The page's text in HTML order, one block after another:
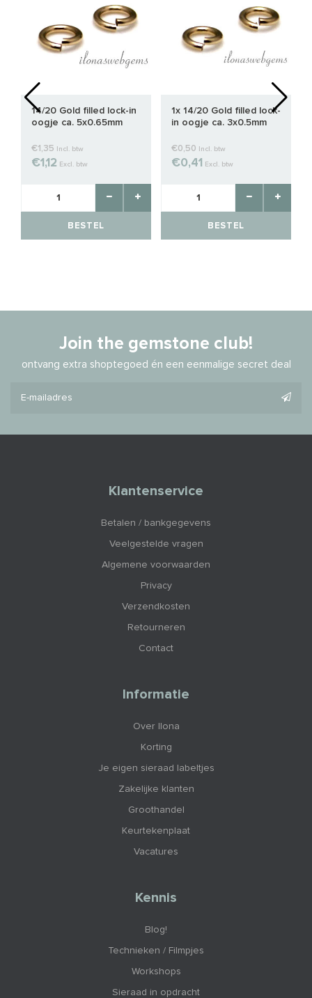
14/20 Gold filled lock-in
oogje ca. 5x0.65mm
€1,35 Incl. btw
€1,12 Excl. btw
BESTEL
1x 14/20 Gold filled lock-
in oogje ca. 3x0.5mm
€0,50 Incl. btw
€0,41 Excl. btw
BESTEL
Join the gemstone club!
ontvang extra shoptegoed én een eenmalige secret deal
Klantenservice
Betalen / bankgegevens
Veelgestelde vragen
Algemene voorwaarden
Privacy
Verzendkosten
Retourneren
Contact
Informatie
Over Ilona
Korting
Je eigen sieraad labeltjes
Zakelijke klanten
Groothandel
Keurtekenplaat
Vacatures
Kennis
Blog!
Technieken / Filmpjes
Workshops
Sieraad in opdracht